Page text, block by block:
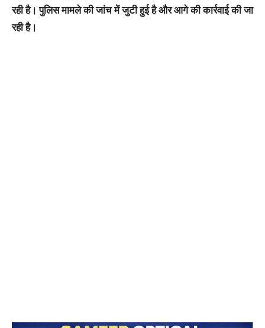
रही है। पुलिस मामले की जांच में जुटी हुई है और आगे की कार्रवाई की जा
रही है।